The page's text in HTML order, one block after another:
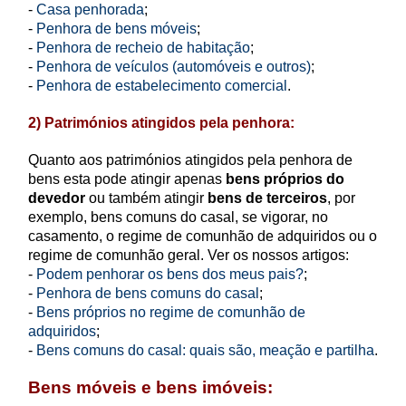
- Casa penhorada;
- Penhora de bens móveis;
- Penhora de recheio de habitação;
- Penhora de veículos (automóveis e outros);
- Penhora de estabelecimento comercial .
2) Patrimónios atingidos pela penhora:
Quanto aos patrimónios atingidos pela penhora de
bens esta pode atingir apenas bens próprios do
devedor ou também atingir bens de terceiros, por
exemplo, bens comuns do casal, se vigorar, no
casamento, o regime de comunhão de adquiridos ou o
regime de comunhão geral. Ver os nossos artigos:
- Podem penhorar os bens dos meus pais?;
- Penhora de bens comuns do casal ;
- Bens próprios no regime de comunhão de
adquiridos;
- Bens comuns do casal: quais são, meação e partilha.
Bens móveis e bens imóveis: